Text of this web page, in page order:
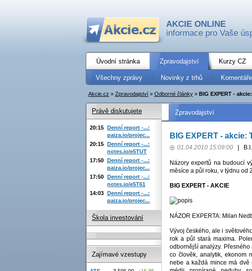
AKCIE ONLINE
informace pro Vaše
Úvodní stránka Zpravodajství Kurzy CZ
Všechny zprávy Novinky z trhů
Akcie.cz » Zpravodajství » Odborné články » BIG EXPERT -
Zpravodajství
BIG EXPERT -
01.04.2010 15:09:00
Názory expertů na budoucí
měsíce a půl roku, v týdnu od
BIG EXPERT - AKCIE
NÁZOR EXPERTA: Milan
Vývoj českého, ale i
rok a půl stará maxima.
odbornější analýzy.
co člověk, analytik, ekonom
nebe a každá mince má dvě
Právě diskutujete
20:15 Denní report -...:
paiza.io/projec...
20:15 Denní report -...:
notes.io/e5TUT
17:50 Denní report -...:
paiza.io/projec...
17:50 Denní report -...:
notes.io/e5T61
14:03 Denní report -...:
paiza.io/projec...
Škola investování
Zajímavé vzestupy